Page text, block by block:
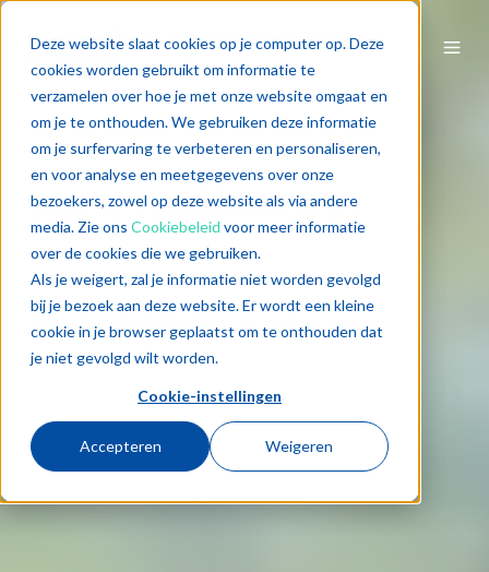
Deze website slaat cookies op je computer op. Deze
cookies worden gebruikt om informatie te
verzamelen over hoe je met onze website omgaat en
om je te onthouden. We gebruiken deze informatie
om je surfervaring te verbeteren en personaliseren,
en voor analyse en meetgegevens over onze
bezoekers, zowel op deze website als via andere
media. Zie ons Cookiebeleid voor meer informatie
over de cookies die we gebruiken.
Als je weigert, zal je informatie niet worden gevolgd
bij je bezoek aan deze website. Er wordt een kleine
cookie in je browser geplaatst om te onthouden dat
je niet gevolgd wilt worden.
Cookie-instellingen
Accepteren Weigeren